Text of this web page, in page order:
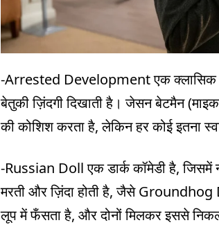
-Arrested Development एक क्लासिक
बेतुकी ज़िंदगी दिखाती है। जेसन बेटमैन
की कोशिश करता है, लेकिन हर कोई इतना
-Russian Doll एक डार्क कॉमेडी है, जिसमें
मरती और ज़िंदा होती है, जैसे Groundhog
लूप में फँसता है, और दोनों मिलकर इससे